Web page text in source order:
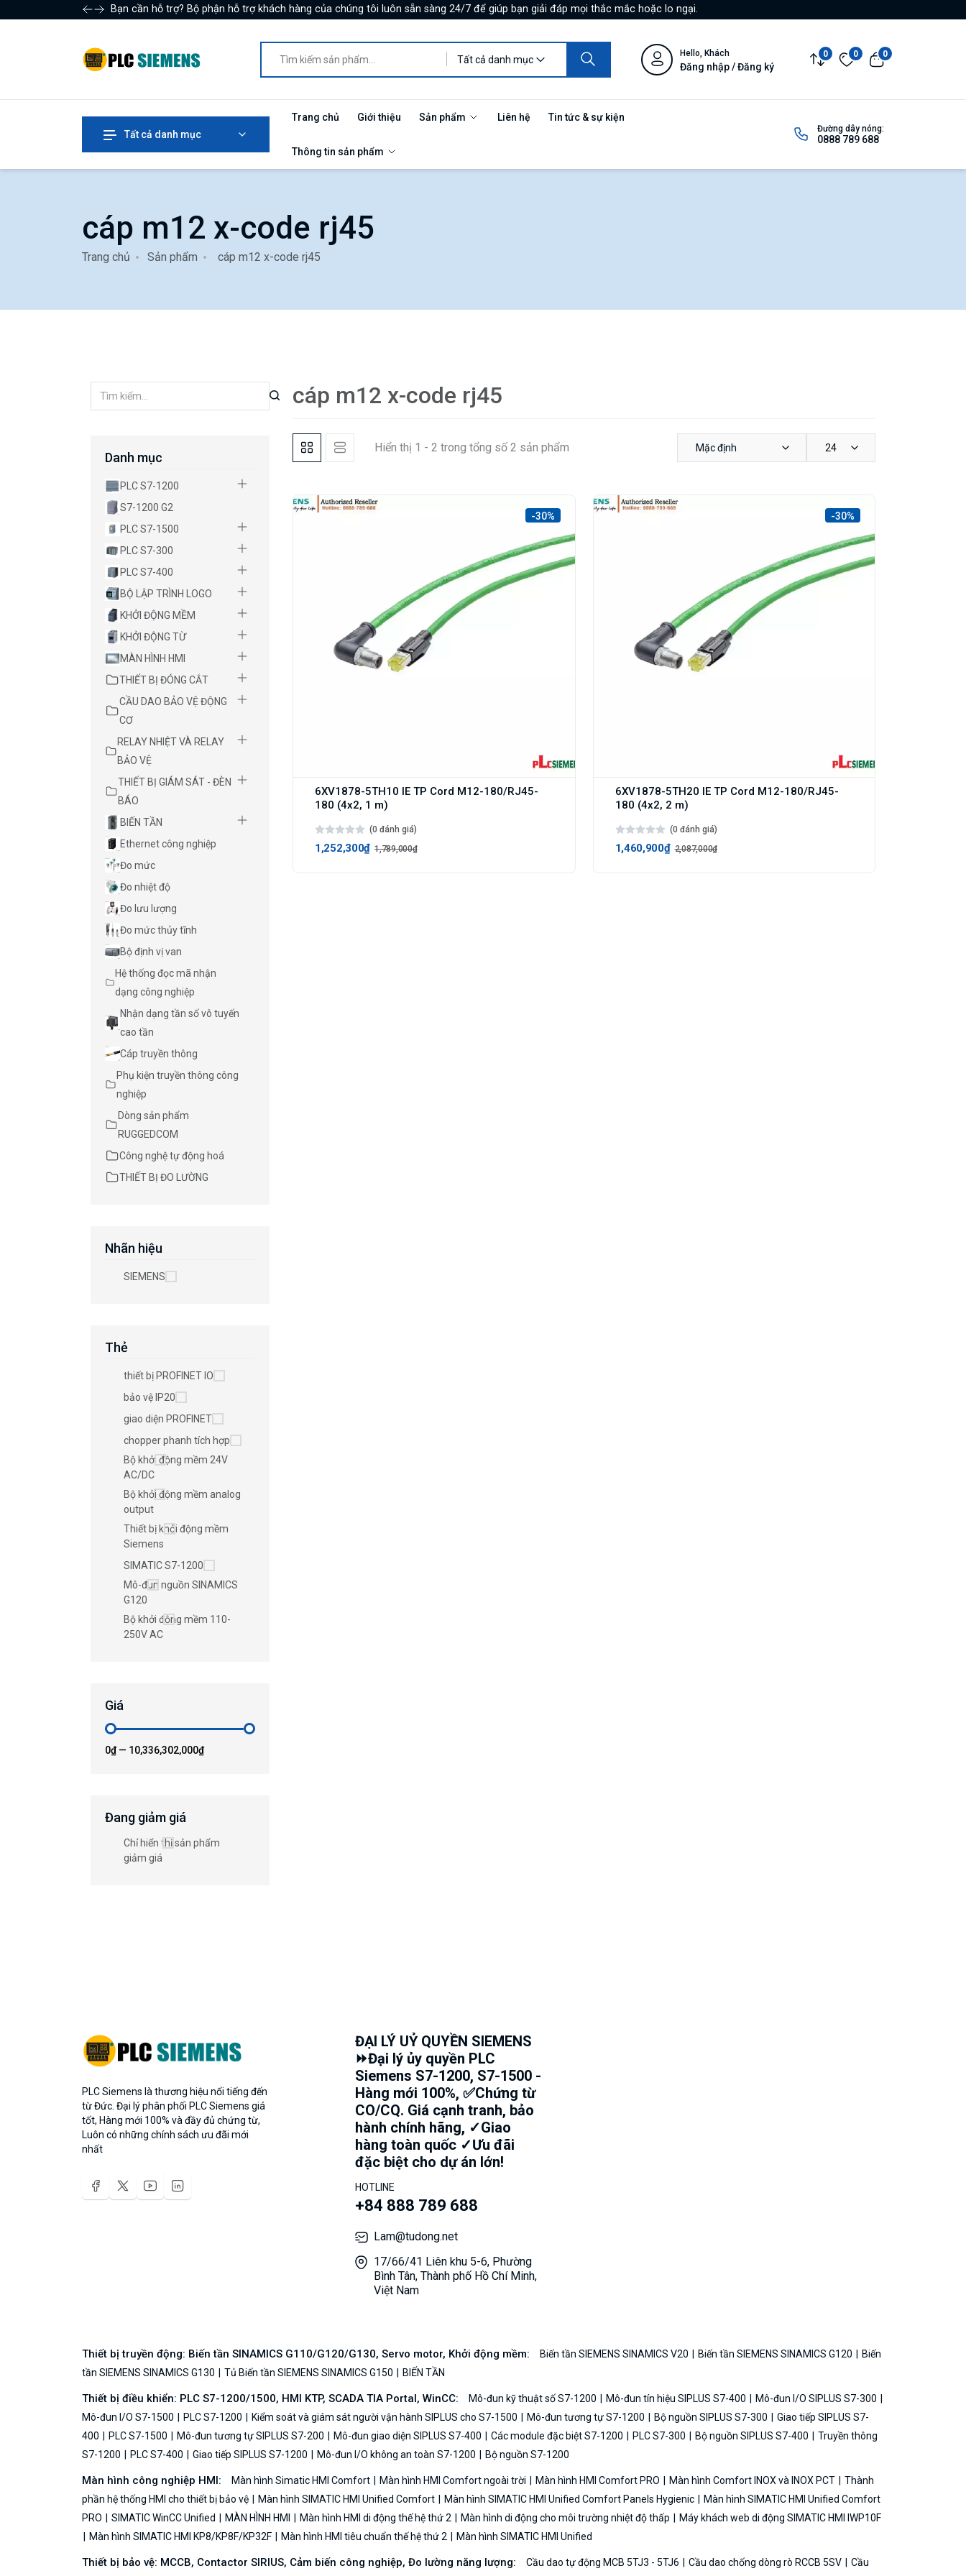
Bạn cần hỗ trợ? Bộ phận hỗ trợ khách hàng của chúng tôi luôn sẵn sàng 24/7 để giúp bạn giải đáp mọi thắc mắc hoặc lo ngại.
Tất cả danh mục
Hello, Khách
Đăng nhập / Đăng ký
0 0 0
Tất cả danh mục
Trang chủ Giới thiệu Sản phẩm Liên hệ Tin tức & sự kiện
Thông tin sản phẩm
Đường dây nóng:
0888 789 688
cáp m12 x-code rj45
Trang chủ Sản phẩm cáp m12 x-code rj45
Danh mục
PLC S7-1200
S7-1200 G2
PLC S7-1500
PLC S7-300
PLC S7-400
BỘ LẬP TRÌNH LOGO
KHỞI ĐỘNG MỀM
KHỞI ĐỘNG TỪ
MÀN HÌNH HMI
THIẾT BỊ ĐÓNG CẮT
CẦU DAO BẢO VỆ ĐỘNG
CƠ
RELAY NHIỆT VÀ RELAY
BẢO VỆ
THIẾT BỊ GIÁM SÁT - ĐÈN
BÁO
BIẾN TẦN
Ethernet công nghiệp
Đo mức
Đo nhiệt độ
Đo lưu lượng
Đo mức thủy tĩnh
Bộ định vị van
Hệ thống đọc mã nhận
dạng công nghiệp
Nhận dạng tần số vô tuyến
cao tần
Cáp truyền thông
Phụ kiện truyền thông công
nghiệp
Dòng sản phẩm
RUGGEDCOM
Công nghệ tự động hoá
THIẾT BỊ ĐO LƯỜNG
Nhãn hiệu
SIEMENS
Thẻ
thiết bị PROFINET IO
bảo vệ IP20
giao diện PROFINET
chopper phanh tích hợp
Bộ khởi động mềm 24V
AC/DC
Bộ khởi động mềm analog
output
Thiết bị khởi động mềm
Siemens
SIMATIC S7-1200
Mô-đun nguồn SINAMICS
G120
Bộ khởi động mềm 110-
250V AC
Giá
0₫— 10,336,302,000₫
Đang giảm giá
Chỉ hiển thị sản phẩm
giảm giá
cáp m12 x-code rj45
Hiển thị 1 - 2 trong tổng số 2 sản phẩm Mặc định 24
-30%
6XV1878-5TH10 IE TP Cord M12-180/RJ45-
180 (4x2, 1 m)
(0 đánh giá)
1,252,300₫ 1,789,000₫
-30%
6XV1878-5TH20 IE TP Cord M12-180/RJ45-
180 (4x2, 2 m)
(0 đánh giá)
1,460,900₫ 2,087,000₫
PLC Siemens là thương hiệu nổi tiếng đến
từ Đức. Đại lý phân phối PLC Siemens giá
tốt, Hàng mới 100% và đầy đủ chứng từ,
Luôn có những chính sách ưu đãi mới
nhất
ĐẠI LÝ UỶ QUYỀN SIEMENS
⏩Đại lý ủy quyền PLC
Siemens S7-1200, S7-1500 -
Hàng mới 100%, ✅Chứng từ
CO/CQ. Giá cạnh tranh, bảo
hành chính hãng, ✓Giao
hàng toàn quốc ✓Ưu đãi
đặc biệt cho dự án lớn!
HOTLINE
+84 888 789 688
Lam@tudong.net
17/66/41 Liên khu 5-6, Phường
Bình Tân, Thành phố Hồ Chí Minh,
Việt Nam
Thiết bị truyền động: Biến tần SINAMICS G110/G120/G130, Servo motor, Khởi động mềm: Biến tần SIEMENS SINAMICS V20 Biến tần SIEMENS SINAMICS G120
Biến
tần SIEMENS SINAMICS G130
Tủ Biến tần SIEMENS SINAMICS G150 BIẾN TẦN
Thiết bị điều khiển: PLC S7-1200/1500, HMI KTP, SCADA TIA Portal, WinCC: Mô-đun kỹ thuật số S7-1200 Mô-đun tín hiệu SIPLUS S7-400
Mô-đun I/O SIPLUS S7-300
Mô-đun I/O S7-1500
PLC S7-1200 Kiểm soát và giám sát người vận hành SIPLUS cho S7-1500 Mô-đun tương tự S7-1200 Bộ nguồn SIPLUS S7-300
Giao tiếp SIPLUS S7-
400
PLC S7-1500 Mô-đun tương tự SIPLUS S7-200 Mô-đun giao diện SIPLUS S7-400 Các module đặc biệt S7-1200 PLC S7-300 Bộ nguồn SIPLUS S7-400
Truyền thông
S7-1200
PLC S7-400 Giao tiếp SIPLUS S7-1200 Mô-đun I/O không an toàn S7-1200 Bộ nguồn S7-1200
Màn hình công nghiệp HMI: Màn hình Simatic HMI Comfort Màn hình HMI Comfort ngoài trời Màn hình HMI Comfort PRO Màn hình Comfort INOX và INOX PCT
Thành
phần hệ thống HMI cho thiết bị bảo vệ
Màn hình SIMATIC HMI Unified Comfort Màn hình SIMATIC HMI Unified Comfort Panels Hygienic
Màn hình SIMATIC HMI Unified Comfort
PRO
SIMATIC WinCC Unified MÀN HÌNH HMI Màn hình HMI di động thế hệ thứ 2 Màn hình di động cho môi trường nhiệt độ thấp
Máy khách web di động SIMATIC HMI IWP10F
Màn hình SIMATIC HMI KP8/KP8F/KP32F
Màn hình HMI tiêu chuẩn thế hệ thứ 2 Màn hình SIMATIC HMI Unified
Thiết bị bảo vệ: MCCB, Contactor SIRIUS, Cảm biến công nghiệp, Đo lường năng lượng: Cầu dao tự động MCB 5TJ3 - 5TJ6 Cầu dao chống dòng rò RCCB 5SV
Cầu